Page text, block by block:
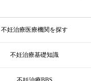
不妊治療医療機関を探す
不妊治療基礎知識